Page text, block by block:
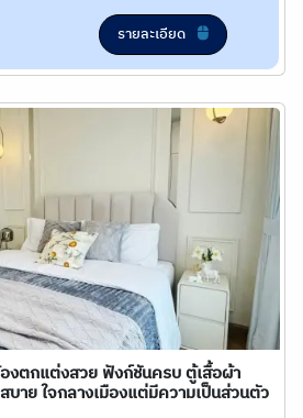
รายละเอียด
งตกแต่งสวย ฟังก์ชันครบ ตู้เสื้อผ้า
าย ใจกลางเมืองแต่มีความเป็นส่วนตัว